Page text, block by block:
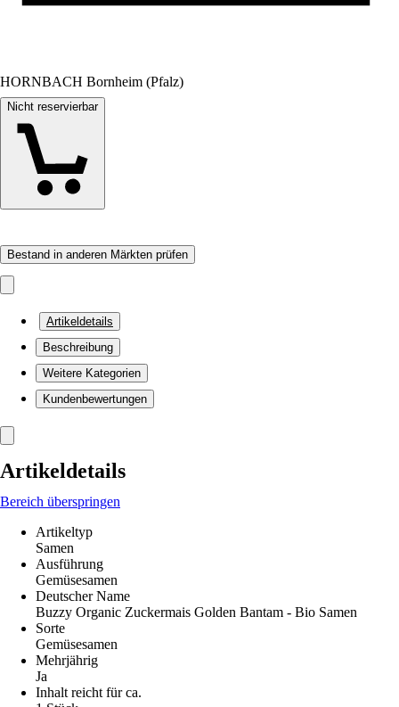
HORNBACH Bornheim (Pfalz)
Nicht reservierbar
Bestand in anderen Märkten prüfen
Artikeldetails
Beschreibung
Weitere Kategorien
Kundenbewertungen
Artikeldetails
Bereich überspringen
Artikeltyp
Samen
Ausführung
Gemüsesamen
Deutscher Name
Buzzy Organic Zuckermais Golden Bantam - Bio Samen
Sorte
Gemüsesamen
Mehrjährig
Ja
Inhalt reicht für ca.